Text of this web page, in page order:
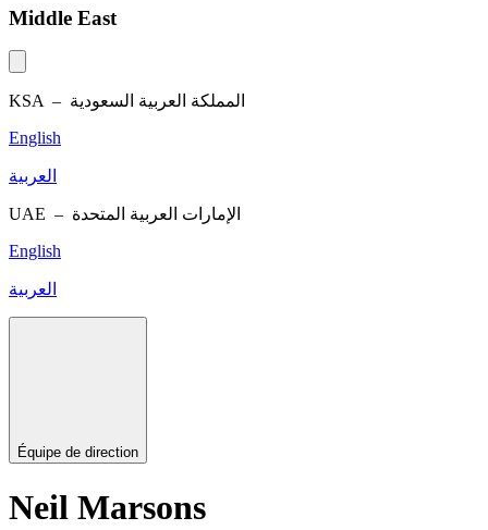
Middle East
KSA – المملكة العربية السعودية
English
العربية
UAE – الإمارات العربية المتحدة
English
العربية
Équipe de direction
Neil Marsons